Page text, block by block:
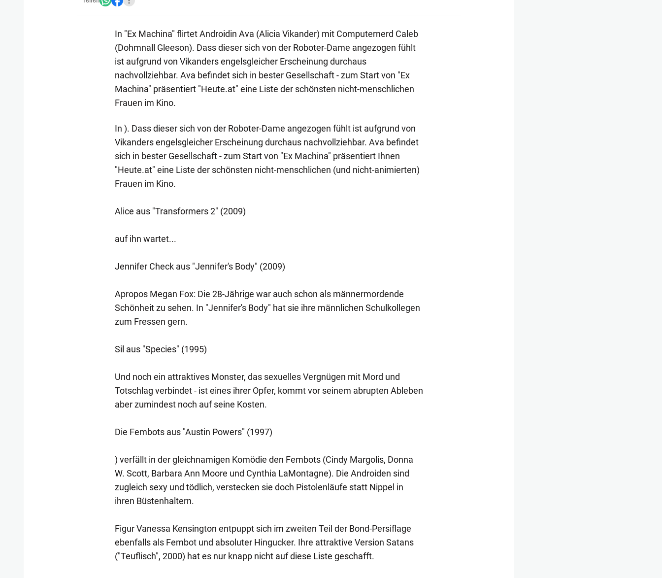
In "Ex Machina" flirtet Androidin Ava (Alicia Vikander) mit Computernerd Caleb
(Dohmnall Gleeson). Dass dieser sich von der Roboter-Dame angezogen fühlt
ist aufgrund von Vikanders engelsgleicher Erscheinung durchaus
nachvollziehbar. Ava befindet sich in bester Gesellschaft - zum Start von "Ex
Machina" präsentiert "Heute.at" eine Liste der schönsten nicht-menschlichen
Frauen im Kino.
In ). Dass dieser sich von der Roboter-Dame angezogen fühlt ist aufgrund von
Vikanders engelsgleicher Erscheinung durchaus nachvollziehbar. Ava befindet
sich in bester Gesellschaft - zum Start von "Ex Machina" präsentiert Ihnen
"Heute.at" eine Liste der schönsten nicht-menschlichen (und nicht-animierten)
Frauen im Kino.
Alice aus "Transformers 2" (2009)
auf ihn wartet...
Jennifer Check aus "Jennifer's Body" (2009)
Apropos Megan Fox: Die 28-Jährige war auch schon als männermordende
Schönheit zu sehen. In "Jennifer's Body" hat sie ihre männlichen Schulkollegen
zum Fressen gern.
Sil aus "Species" (1995)
Und noch ein attraktives Monster, das sexuelles Vergnügen mit Mord und
Totschlag verbindet - ist eines ihrer Opfer, kommt vor seinem abrupten Ableben
aber zumindest noch auf seine Kosten.
Die Fembots aus "Austin Powers" (1997)
) verfällt in der gleichnamigen Komödie den Fembots (Cindy Margolis, Donna
W. Scott, Barbara Ann Moore und Cynthia LaMontagne). Die Androiden sind
zugleich sexy und tödlich, verstecken sie doch Pistolenläufe statt Nippel in
ihren Büstenhaltern.
Figur Vanessa Kensington entpuppt sich im zweiten Teil der Bond-Persiflage
ebenfalls als Fembot und absoluter Hingucker. Ihre attraktive Version Satans
("Teuflisch", 2000) hat es nur knapp nicht auf diese Liste geschafft.